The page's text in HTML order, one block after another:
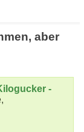
aber
-